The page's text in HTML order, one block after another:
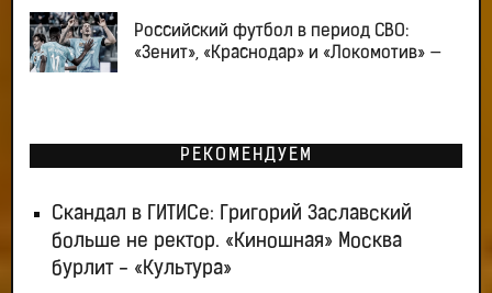
Российский футбол в период СВО:
«Зенит», «Краснодар» и «Локомотив» —
РЕКОМЕНДУЕМ
Скандал в ГИТИСе: Григорий Заславский
больше не ректор. «Киношная» Москва
бурлит - «Культура»